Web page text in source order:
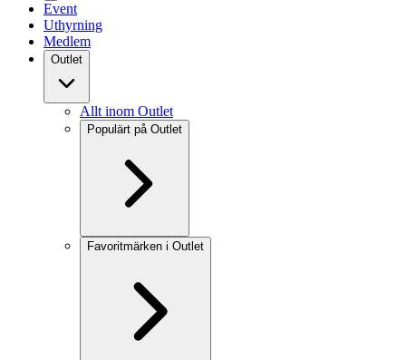
Event
Uthyrning
Medlem
Outlet
Allt inom Outlet
Populärt på Outlet
Favoritmärken i Outlet